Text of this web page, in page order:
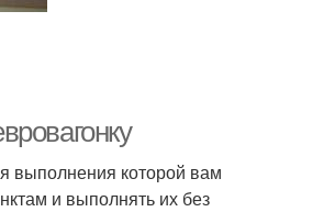
выполнения которой вам
и выполнять их без